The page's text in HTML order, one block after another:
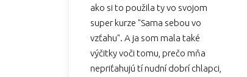
ako si to použila ty vo svojom
super kurze "Sama sebou vo
vzťahu". A ja som mala také
výčitky voči tomu, prečo mňa
nepriťahujú tí nudní dobrí chlapci,